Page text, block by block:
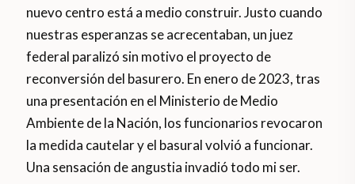
nuevo centro está a medio construir. Justo cuando
nuestras esperanzas se acrecentaban, un juez
federal paralizó sin motivo el proyecto de
reconversión del basurero. En enero de 2023, tras
una presentación en el Ministerio de Medio
Ambiente de la Nación, los funcionarios revocaron
la medida cautelar y el basural volvió a funcionar.
Una sensación de angustia invadió todo mi ser.